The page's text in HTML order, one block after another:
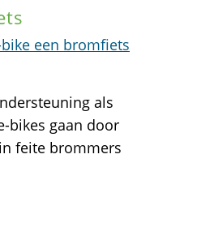
een bromfiets
als
bikes gaan door
feite brommers